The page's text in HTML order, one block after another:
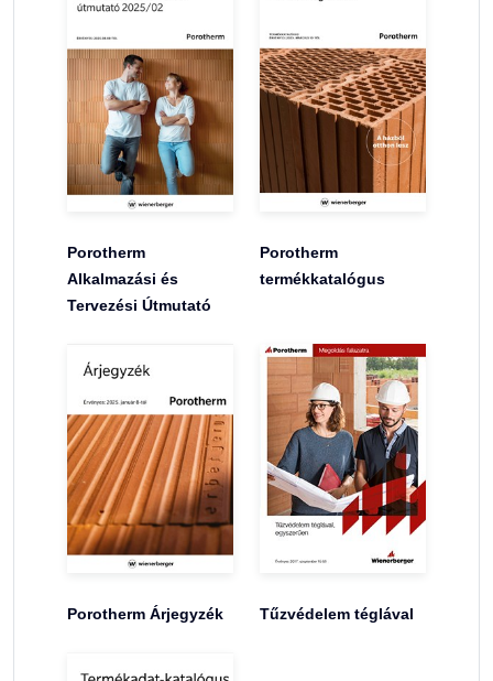
Porotherm
Alkalmazási és
Tervezési Útmutató
Porotherm
termékkatalógus
Porotherm Árjegyzék Tűzvédelem téglával